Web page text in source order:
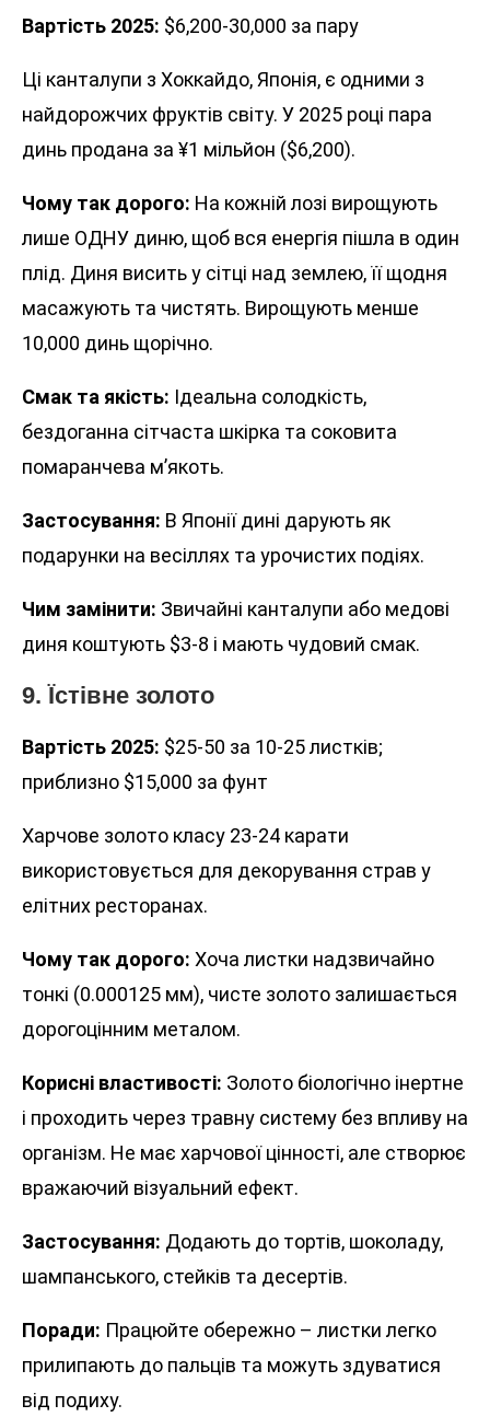
Вартість 2025: $6,200-30,000 за пару
Ці канталупи з Хоккайдо, Японія, є одними з
найдорожчих фруктів світу. У 2025 році пара
динь продана за ¥1 мільйон ($6,200).
Чому так дорого: На кожній лозі вирощують
лише ОДНУ диню, щоб вся енергія пішла в один
плід. Диня висить у сітці над землею, її щодня
масажують та чистять. Вирощують менше
10,000 динь щорічно.
Смак та якість: Ідеальна солодкість,
бездоганна сітчаста шкірка та соковита
помаранчева м’якоть.
Застосування: В Японії дині дарують як
подарунки на весіллях та урочистих подіях.
Чим замінити: Звичайні канталупи або медові
диня коштують $3-8 і мають чудовий смак.
9. Їстівне золото
Вартість 2025: $25-50 за 10-25 листків;
приблизно $15,000 за фунт
Харчове золото класу 23-24 карати
використовується для декорування страв у
елітних ресторанах.
Чому так дорого: Хоча листки надзвичайно
тонкі (0.000125 мм), чисте золото залишається
дорогоцінним металом.
Корисні властивості: Золото біологічно інертне
і проходить через травну систему без впливу на
організм. Не має харчової цінності, але створює
вражаючий візуальний ефект.
Застосування: Додають до тортів, шоколаду,
шампанського, стейків та десертів.
Поради: Працюйте обережно – листки легко
прилипають до пальців та можуть здуватися
від подиху.